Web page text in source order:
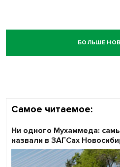
БОЛЬШЕ
Самое читаемое:
Ни одного Мухаммеда:
назвали в ЗАГСах